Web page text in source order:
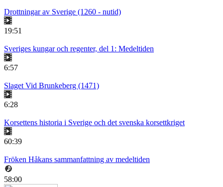
Drottningar av Sverige (1260 - nutid)
19:51
Sveriges kungar och regenter, del 1: Medeltiden
6:57
Slaget Vid Brunkeberg (1471)
6:28
Korsettens historia i Sverige och det svenska korsettkriget
60:39
Fröken Håkans sammanfattning av medeltiden
58:00